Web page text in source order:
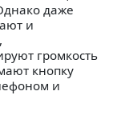
даже
и
громкость
кнопку
и